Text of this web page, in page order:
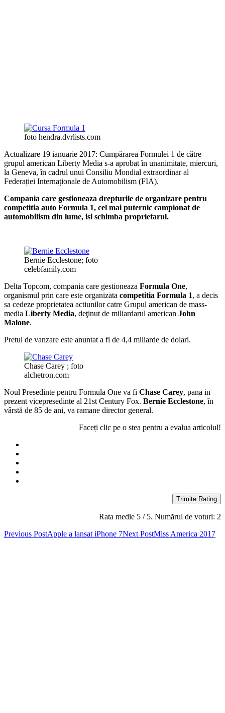
foto hendra.dvrlists.com
Actualizare 19 ianuarie 2017: Cumpărarea Formulei 1 de către
grupul american Liberty Media s-a aprobat în unanimitate, miercuri,
la Geneva, în cadrul unui Consiliu Mondial extraordinar al
Federației Internaționale de Automobilism (FIA).
Compania care gestioneaza drepturile de organizare pentru
competitia auto Formula 1, cel mai puternic campionat de
automobilism din lume, isi schimba proprietarul.
Bernie Ecclestone; foto
celebfamily.com
Delta Topcom, compania care gestioneaza Formula One,
organismul prin care este organizata competitia Formula 1, a decis
sa cedeze proprietatea actiunilor catre Grupul american de mass-
media Liberty Media, deţinut de miliardarul american John
Malone.
Pretul de vanzare este anuntat a fi de 4,4 miliarde de dolari.
Chase Carey ; foto
alchetron.com
Noul Presedinte pentru Formula One va fi Chase Carey, pana in
prezent vicepresedinte al 21st Century Fox. Bernie Ecclestone, în
vârstă de 85 de ani, va ramane director general.
Faceți clic pe o stea pentru a evalua articolul!
Trimite Rating
Rata medie 5 / 5. Numărul de voturi: 2
Post
Previous PostApple a lansat iPhone 7Next PostMiss America 2017